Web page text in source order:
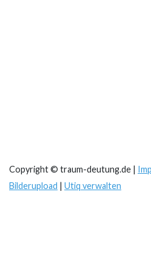
Copyright © traum-deutung.de |
Bilderupload | Utiq verwalten